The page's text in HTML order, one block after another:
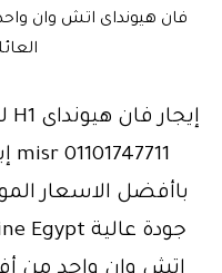
فان هيونداى اتش وان
باأفضل الاسعار